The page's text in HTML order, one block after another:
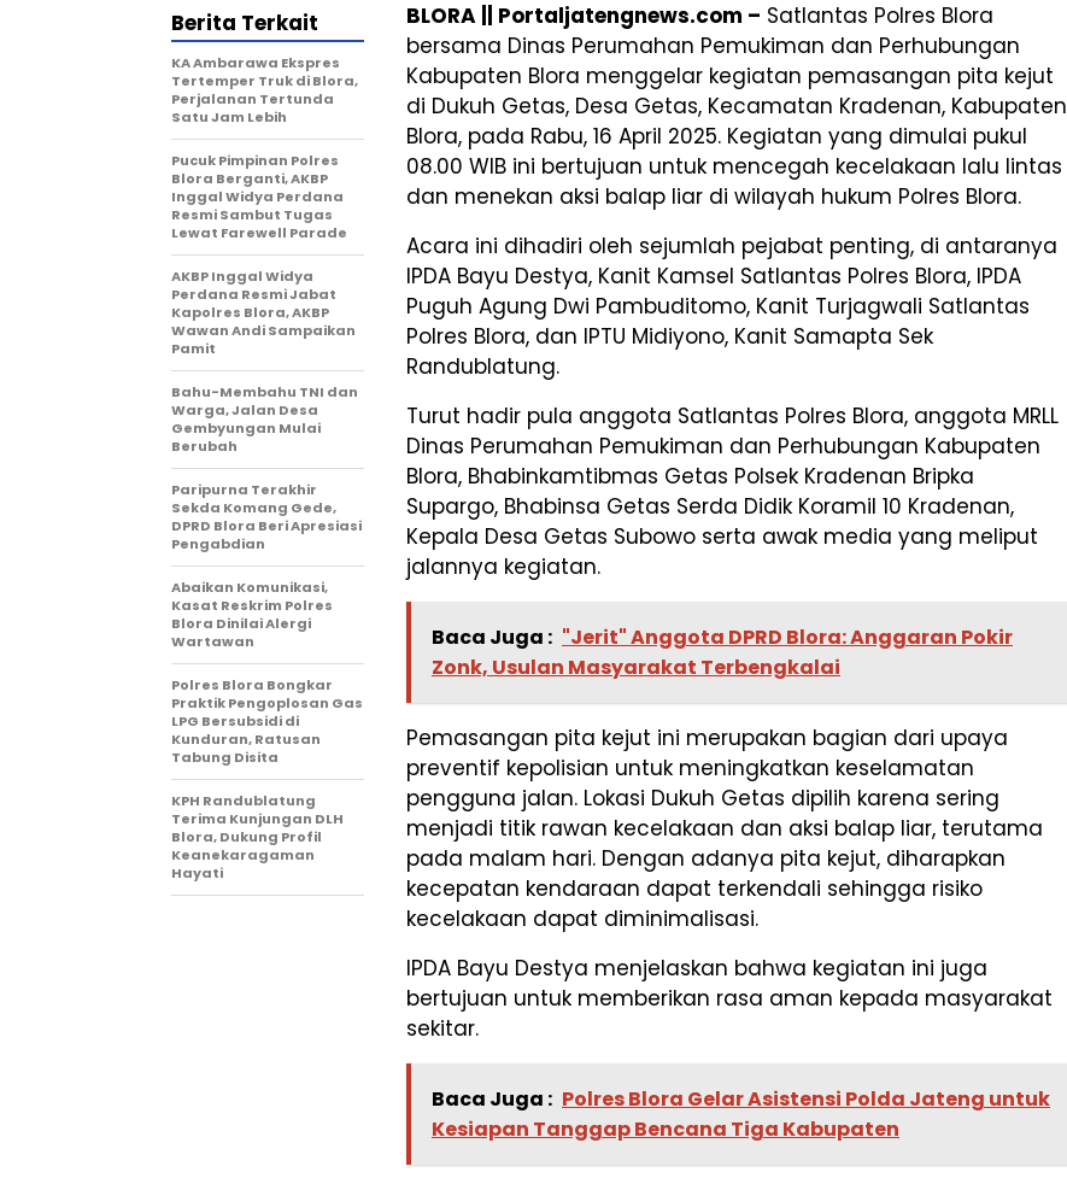
BLORA || Portaljatengnews.com – Satlantas Polres Blora
bersama Dinas Perumahan Pemukiman dan Perhubungan
Kabupaten Blora menggelar kegiatan pemasangan pita kejut
di Dukuh Getas, Desa Getas, Kecamatan Kradenan, Kabupaten
Blora, pada Rabu, 16 April 2025. Kegiatan yang dimulai pukul
08.00 WIB ini bertujuan untuk mencegah kecelakaan lalu lintas
dan menekan aksi balap liar di wilayah hukum Polres Blora.
Acara ini dihadiri oleh sejumlah pejabat penting, di antaranya
IPDA Bayu Destya, Kanit Kamsel Satlantas Polres Blora, IPDA
Puguh Agung Dwi Pambuditomo, Kanit Turjagwali Satlantas
Polres Blora, dan IPTU Midiyono, Kanit Samapta Sek
Randublatung.
Turut hadir pula anggota Satlantas Polres Blora, anggota MRLL
Dinas Perumahan Pemukiman dan Perhubungan Kabupaten
Blora, Bhabinkamtibmas Getas Polsek Kradenan Bripka
Supargo, Bhabinsa Getas Serda Didik Koramil 10 Kradenan,
Kepala Desa Getas Subowo serta awak media yang meliput
jalannya kegiatan.
Baca Juga : "Jerit" Anggota DPRD Blora: Anggaran Pokir
Zonk, Usulan Masyarakat Terbengkalai
Pemasangan pita kejut ini merupakan bagian dari upaya
preventif kepolisian untuk meningkatkan keselamatan
pengguna jalan. Lokasi Dukuh Getas dipilih karena sering
menjadi titik rawan kecelakaan dan aksi balap liar, terutama
pada malam hari. Dengan adanya pita kejut, diharapkan
kecepatan kendaraan dapat terkendali sehingga risiko
kecelakaan dapat diminimalisasi.
IPDA Bayu Destya menjelaskan bahwa kegiatan ini juga
bertujuan untuk memberikan rasa aman kepada masyarakat
sekitar.
Baca Juga : Polres Blora Gelar Asistensi Polda Jateng untuk
Kesiapan Tanggap Bencana Tiga Kabupaten
Berita Terkait
KA Ambarawa Ekspres
Tertemper Truk di Blora,
Perjalanan Tertunda
Satu Jam Lebih
Pucuk Pimpinan Polres
Blora Berganti, AKBP
Inggal Widya Perdana
Resmi Sambut Tugas
Lewat Farewell Parade
AKBP Inggal Widya
Perdana Resmi Jabat
Kapolres Blora, AKBP
Wawan Andi Sampaikan
Pamit
Bahu-Membahu TNI dan
Warga, Jalan Desa
Gembyungan Mulai
Berubah
Paripurna Terakhir
Sekda Komang Gede,
DPRD Blora Beri Apresiasi
Pengabdian
Abaikan Komunikasi,
Kasat Reskrim Polres
Blora Dinilai Alergi
Wartawan
Polres Blora Bongkar
Praktik Pengoplosan Gas
LPG Bersubsidi di
Kunduran, Ratusan
Tabung Disita
KPH Randublatung
Terima Kunjungan DLH
Blora, Dukung Profil
Keanekaragaman
Hayati